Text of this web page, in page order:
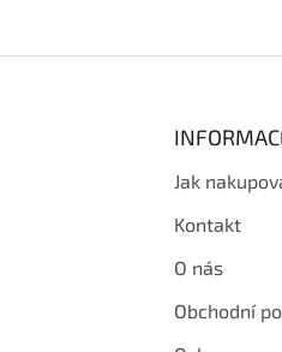
Jak
Kontakt
O nás
Obchodní